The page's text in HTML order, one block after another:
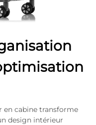
en cabine transforme
design intérieur